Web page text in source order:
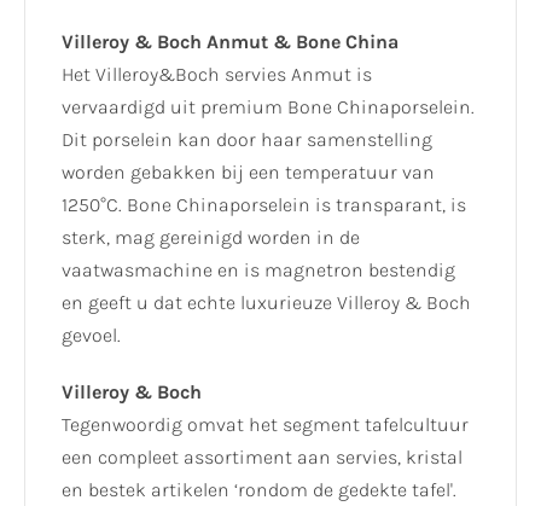
Villeroy & Boch Anmut & Bone China
Het Villeroy&Boch servies Anmut is
vervaardigd uit premium Bone Chinaporselein.
Dit porselein kan door haar samenstelling
worden gebakken bij een temperatuur van
1250°C. Bone Chinaporselein is transparant, is
sterk, mag gereinigd worden in de
vaatwasmachine en is magnetron bestendig
en geeft u dat echte luxurieuze Villeroy & Boch
gevoel.
Villeroy & Boch
Tegenwoordig omvat het segment tafelcultuur
een compleet assortiment aan servies, kristal
en bestek artikelen ‘rondom de gedekte tafel'.